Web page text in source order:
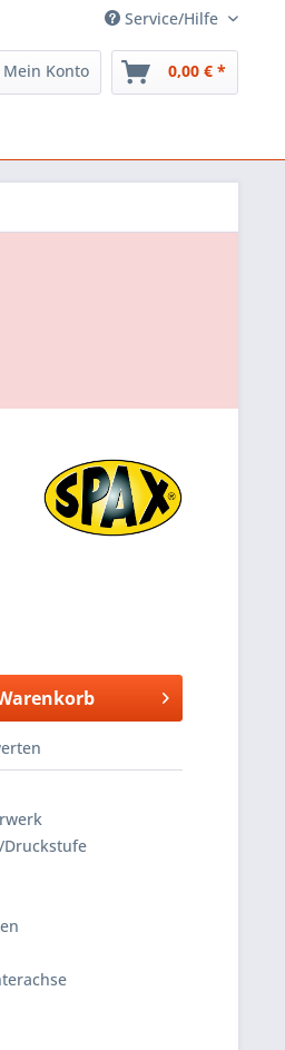
Service/Hilfe
Mein Konto 0,00 € *
Druckstufe